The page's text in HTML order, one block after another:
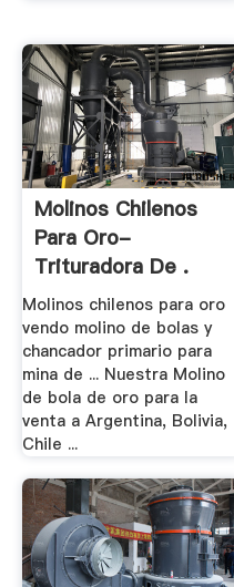
Molinos Chilenos
Para Oro-
Trituradora De .
Molinos chilenos para oro
vendo molino de bolas y
chancador primario para
mina de ... Nuestra Molino
de bola de oro para la
venta a Argentina, Bolivia,
Chile ...